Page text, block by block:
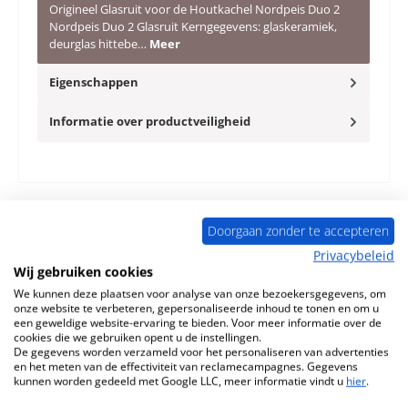
Origineel Glasruit voor de Houtkachel Nordpeis Duo 2
Nordpeis Duo 2 Glasruit Kerngegevens: glaskeramiek,
deurglas hittebe… Meer
Eigenschappen
Informatie over productveiligheid
Nog 1 op voorraad!
Doorgaan zonder te accepteren
Privacybeleid
Wij gebruiken cookies
We kunnen deze plaatsen voor analyse van onze bezoekersgegevens, om
onze website te verbeteren, gepersonaliseerde inhoud te tonen en om u
een geweldige website-ervaring te bieden. Voor meer informatie over de
cookies die we gebruiken opent u de instellingen.
De gegevens worden verzameld voor het personaliseren van advertenties
en het meten van de effectiviteit van reclamecampagnes. Gegevens
kunnen worden gedeeld met Google LLC, meer informatie vindt u hier.